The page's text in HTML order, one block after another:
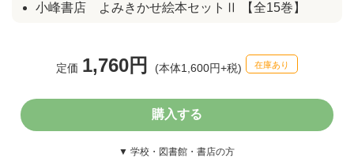
小峰書店 よみきかせ絵本セットⅡ 【全15巻】
定価 1,760円 (本体1,600円+税) 在庫あり
購入する
▼ 学校・図書館・書店の方